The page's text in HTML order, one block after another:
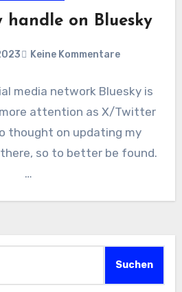
handle on Bluesky
Keine Kommentare
media network Bluesky is
attention as X/Twitter
thought on updating my
so to better be found.
…